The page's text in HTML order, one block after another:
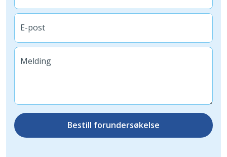
E-post
Melding
Bestill forundersøkelse